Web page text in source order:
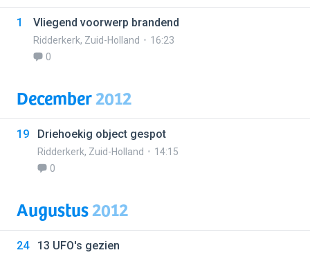
1 Vliegend voorwerp brandend
Ridderkerk, Zuid-Holland
16:23
0
December2012
19 Driehoekig object gespot
Ridderkerk, Zuid-Holland
14:15
0
Augustus2012
24 13 UFO's gezien